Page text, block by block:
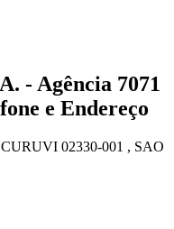
- Agência 7071
e Endereço
02330-001 , SAO